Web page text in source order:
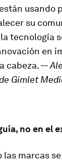
usando
su
tecnología
en
cabeza. —
Gimlet
no en el
las marcas